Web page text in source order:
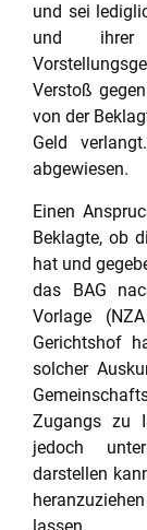
und sei
und
Verstoß
von der
Geld
abgewiesen.
Einen
Beklagte, ob
hat und
das BAG
Vorlage
Gerichtshof
solcher
Zugangs zu
jedoch
darstellen